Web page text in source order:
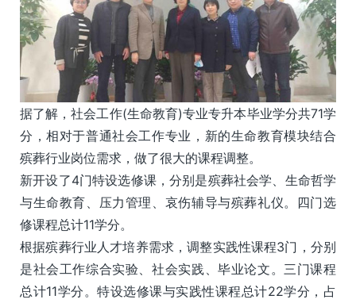
据了解，社会工作(生命教育)专业专升本毕业学分共71学
分，相对于普通社会工作专业，新的生命教育模块结合
殡葬行业岗位需求，做了很大的课程调整。
新开设了4门特设选修课，分别是殡葬社会学、生命哲学
与生命教育、压力管理、哀伤辅导与殡葬礼仪。四门选
修课程总计11学分。
根据殡葬行业人才培养需求，调整实践性课程3门，分别
是社会工作综合实验、社会实践、毕业论文。三门课程
总计11学分。特设选修课与实践性课程总计22学分，占